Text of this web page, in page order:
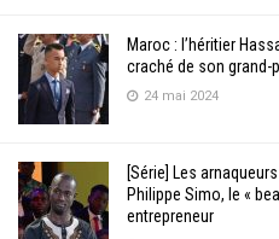
Maroc : l’héritier
craché de son grand-
24 mai 2024
[Série] Les
Philippe Simo, le «
entrepreneur